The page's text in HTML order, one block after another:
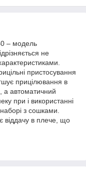
– модель
не
пристосування
прицілювання в
а автоматичний
при і використанні
наборі з сошками.
віддачу в плече, що